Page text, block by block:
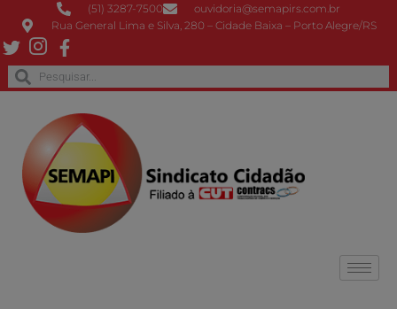
(51) 3287-7500
ouvidoria@semapirs.com.br
Rua General Lima e Silva, 280 – Cidade Baixa – Porto Alegre/RS